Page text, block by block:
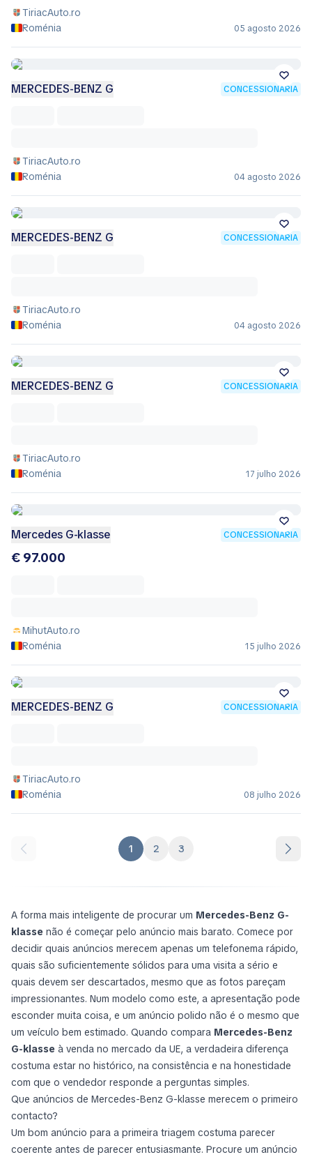
TiriacAuto.ro
Roménia
05 agosto 2026
MERCEDES-BENZ G CONCESSIONÁRIA
TiriacAuto.ro
Roménia
04 agosto 2026
MERCEDES-BENZ G CONCESSIONÁRIA
TiriacAuto.ro
Roménia
04 agosto 2026
MERCEDES-BENZ G CONCESSIONÁRIA
TiriacAuto.ro
Roménia
17 julho 2026
Mercedes G-klasse CONCESSIONÁRIA
€ 97.000
MihutAuto.ro
Roménia
15 julho 2026
MERCEDES-BENZ G CONCESSIONÁRIA
TiriacAuto.ro
Roménia
08 julho 2026
1 2 3
A forma mais inteligente de procurar um Mercedes-Benz G-
klasse não é começar pelo anúncio mais barato. Comece por
decidir quais anúncios merecem apenas um telefonema rápido,
quais são suficientemente sólidos para uma visita a sério e
quais devem ser descartados, mesmo que as fotos pareçam
impressionantes. Num modelo como este, a apresentação pode
esconder muita coisa, e um anúncio polido não é o mesmo que
um veículo bem estimado. Quando compara Mercedes-Benz
G-klasse à venda no mercado da UE, a verdadeira diferença
costuma estar no histórico, na consistência e na honestidade
com que o vendedor responde a perguntas simples.
Que anúncios de Mercedes-Benz G-klasse merecem o primeiro
contacto?
Um bom anúncio para a primeira triagem costuma parecer
coerente antes de parecer entusiasmante. Procure um anúncio